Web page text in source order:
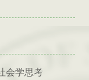
会学思考